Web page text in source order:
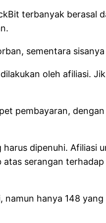
terbanyak berasal
sementara
oleh afiliasi.
pembayaran,
dipenuhi. Afiliasi
serangan
hanya 148